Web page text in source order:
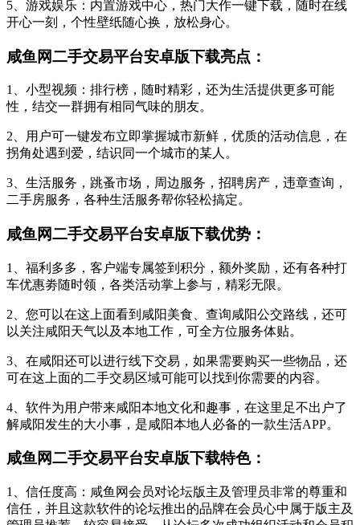
5、游戏娱乐：内置游戏中心，热门大作一键下载，随时在线
开心一刻，个性壁纸随心换，放松身心。
咸鱼网二手交易平台安卓版下载亮点：
1、小型视频：排行榜，随时精彩，还为生活提供更多可能
性，结交一群拥有相同气味的朋友。
2、用户可一键发布立即掌握城市新鲜，优质的活动信息，在
拐角处遇到爱，结识同一个城市的某人。
3、生活服务，跳蚤市场，周边服务，招聘房产，违章查询，
二手房服务，各种生活服务帮你轻松搞定。
咸鱼网二手交易平台安卓版下载优势：
1、福利多多，客户端专属签到积分，额外奖励，还有各种打
车优惠劵随时领，各类活动掌上参与，精彩无限。
2、您可以在这上面看到咸阳美食、查询咸阳公交路线，还可
以关注咸阳天气以及本地工作，可全方位服务体贴。
3、在咸阳还可以进行线下交易，如果需要购买一些物品，还
可在这上面的二手交易区域可能可以找到你需要的内容。
4、软件为用户带来咸阳本地文化和趣事，在这里足不出户了
解咸阳发生的大小事，是咸阳本地人必备的一款生活APP。
咸鱼网二手交易平台安卓版下载特色：
1、信任度高：咸鱼网会员对论坛版主及管理员非常的尊重和
信任，并且这款软件的论坛推出的品牌在会员心中属于版主及